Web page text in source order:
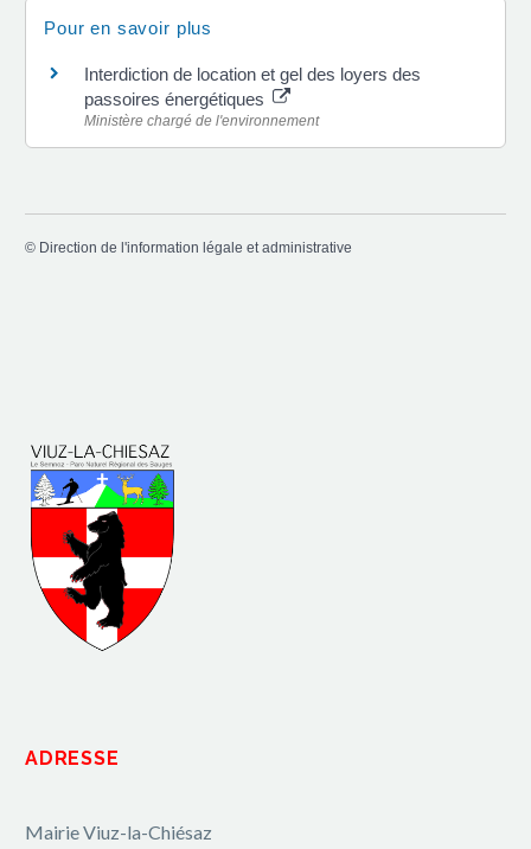
Pour en savoir plus
Interdiction de location et gel des loyers des
passoires énergétiques
Ministère chargé de l'environnement
© Direction de l'information légale et administrative
ADRESSE
Mairie Viuz-la-Chiésaz